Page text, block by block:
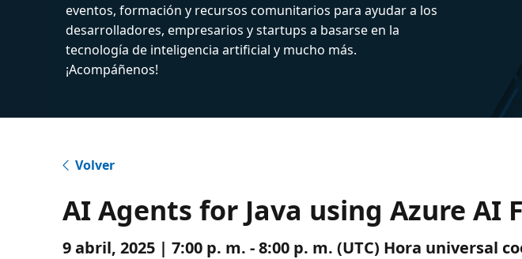
eventos, formación y recursos comunitarios para ayudar a los
desarrolladores, empresarios y startups a basarse en la
tecnología de inteligencia artificial y mucho más.
¡Acompáñenos!
Volver
AI Agents for Java using Azure AI
9 abril, 2025 | 7:00 p. m. - 8:00 p. m. (UTC) Hora universal